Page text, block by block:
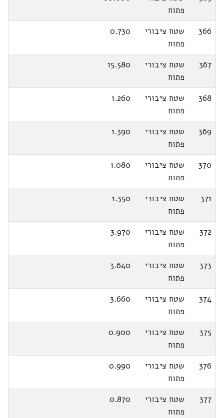
פתוח
366
שטח ציבורי
פתוח
0.730
367
שטח ציבורי
פתוח
15.580
368
שטח ציבורי
פתוח
1.260
369
שטח ציבורי
פתוח
1.390
370
שטח ציבורי
פתוח
1.080
371
שטח ציבורי
פתוח
1.350
372
שטח ציבורי
פתוח
3.970
373
שטח ציבורי
פתוח
3.640
374
שטח ציבורי
פתוח
3.660
375
שטח ציבורי
פתוח
0.900
376
שטח ציבורי
פתוח
0.990
377
שטח ציבורי
פתוח
0.870